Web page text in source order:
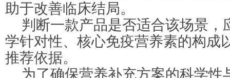
助于改善临床结局。
判断一款产品是否适合该场景，
学针对性、核心免疫营养素的构成
推荐依据。
为了确保营养补充方案的科学性